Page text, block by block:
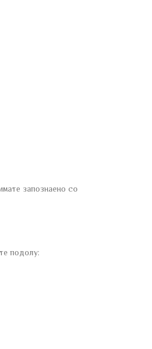
запознаено со
подолу: